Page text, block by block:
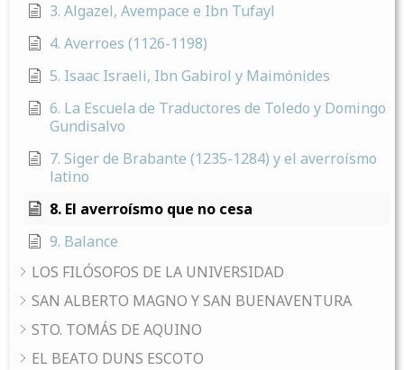
3. Algazel, Avempace e Ibn Tufayl
4. Averroes (1126-1198)
5. Isaac Israeli, Ibn Gabirol y Maimónides
6. La Escuela de Traductores de Toledo y Domingo
Gundisalvo
7. Siger de Brabante (1235-1284) y el averroísmo
latino
8. El averroísmo que no cesa
9. Balance
LOS FILÓSOFOS DE LA UNIVERSIDAD
SAN ALBERTO MAGNO Y SAN BUENAVENTURA
STO. TOMÁS DE AQUINO
EL BEATO DUNS ESCOTO